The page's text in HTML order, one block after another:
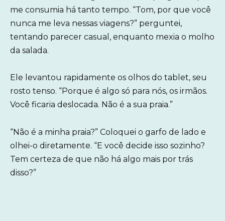
me consumia há tanto tempo. “Tom, por que você
nunca me leva nessas viagens?” perguntei,
tentando parecer casual, enquanto mexia o molho
da salada.
Ele levantou rapidamente os olhos do tablet, seu
rosto tenso. “Porque é algo só para nós, os irmãos.
Você ficaria deslocada. Não é a sua praia.”
“Não é a minha praia?” Coloquei o garfo de lado e
olhei-o diretamente. “E você decide isso sozinho?
Tem certeza de que não há algo mais por trás
disso?”